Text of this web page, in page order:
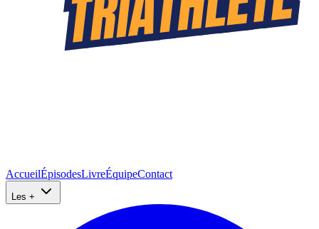
AccueilÉpisodesLivreÉquipeContact
Les +